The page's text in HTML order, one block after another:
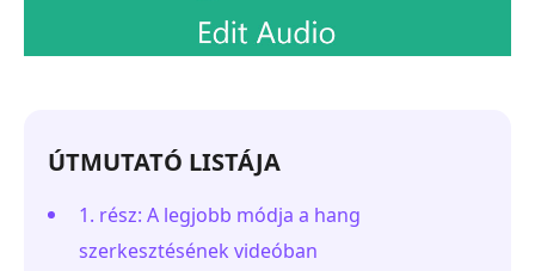
ÚTMUTATÓ LISTÁJA
1. rész: A legjobb módja a hang
szerkesztésének videóban